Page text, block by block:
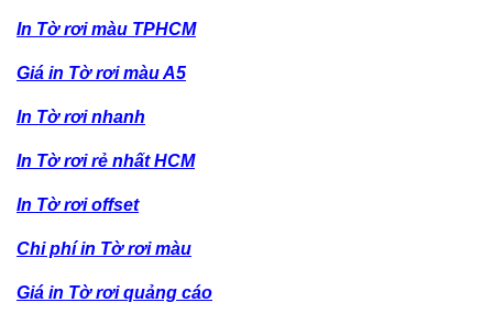
In Tờ rơi màu TPHCM
Giá in Tờ rơi màu A5
In Tờ rơi nhanh
In Tờ rơi rẻ nhất HCM
In Tờ rơi offset
Chi phí in Tờ rơi màu
Giá in Tờ rơi quảng cáo